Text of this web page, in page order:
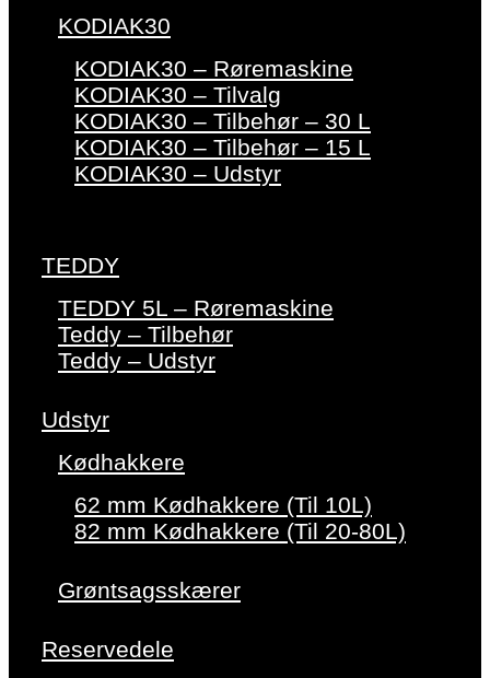
KODIAK30
KODIAK30 – Røremaskine
KODIAK30 – Tilvalg
KODIAK30 – Tilbehør – 30 L
KODIAK30 – Tilbehør – 15 L
KODIAK30 – Udstyr
TEDDY
TEDDY 5L – Røremaskine
Teddy – Tilbehør
Teddy – Udstyr
Udstyr
Kødhakkere
62 mm Kødhakkere (Til 10L)
82 mm Kødhakkere (Til 20-80L)
Grøntsagsskærer
Reservedele